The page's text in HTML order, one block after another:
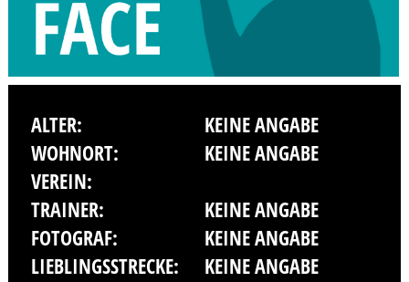
ALTER:
KEINE ANGABE
WOHNORT:
KEINE ANGABE
VEREIN:
TRAINER:
KEINE ANGABE
FOTOGRAF:
KEINE ANGABE
LIEBLINGSSTRECKE:
KEINE ANGABE